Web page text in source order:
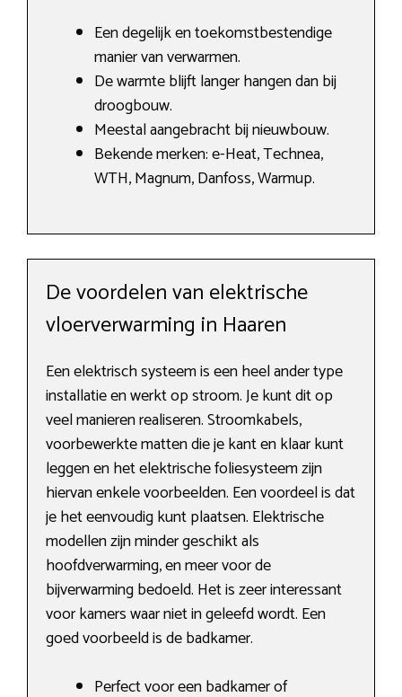
Een degelijk en toekomstbestendige
manier van verwarmen.
De warmte blijft langer hangen dan bij
droogbouw.
Meestal aangebracht bij nieuwbouw.
Bekende merken: e-Heat, Technea,
WTH, Magnum, Danfoss, Warmup.
De voordelen van elektrische
vloerverwarming in Haaren
Een elektrisch systeem is een heel ander type
installatie en werkt op stroom. Je kunt dit op
veel manieren realiseren. Stroomkabels,
voorbewerkte matten die je kant en klaar kunt
leggen en het elektrische foliesysteem zijn
hiervan enkele voorbeelden. Een voordeel is dat
je het eenvoudig kunt plaatsen. Elektrische
modellen zijn minder geschikt als
hoofdverwarming, en meer voor de
bijverwarming bedoeld. Het is zeer interessant
voor kamers waar niet in geleefd wordt. Een
goed voorbeeld is de badkamer.
Perfect voor een badkamer of